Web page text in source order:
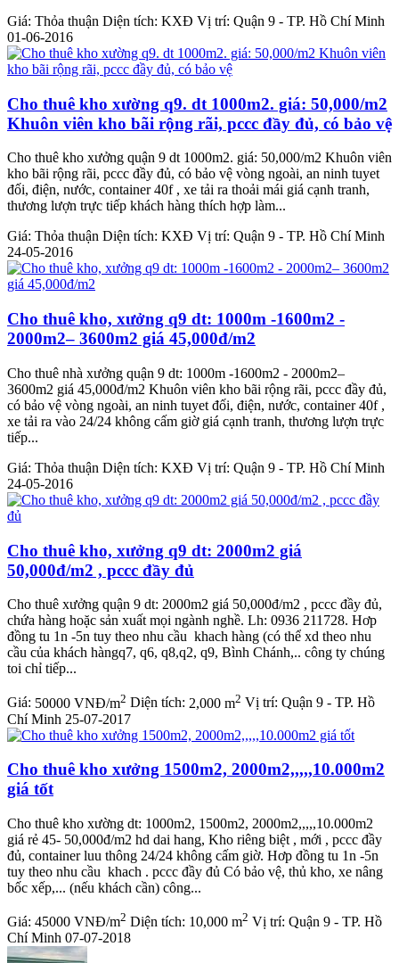
Giá: Thỏa thuận Diện tích: KXĐ Vị trí: Quận 9 - TP. Hồ Chí Minh
01-06-2016
Cho thuê kho xường q9. dt 1000m2. giá: 50,000/m2
Khuôn viên kho bãi rộng rãi, pccc đầy đủ, có bảo vệ
Cho thuê kho xưởng quận 9 dt 1000m2. giá: 50,000/m2 Khuôn viên
kho bãi rộng rãi, pccc đầy đủ, có bảo vệ vòng ngoài, an ninh tuyet
đối, điện, nước, container 40f , xe tải ra thoải mái giá cạnh tranh,
thương lượn trực tiếp khách hàng thích hợp làm...
Giá: Thỏa thuận Diện tích: KXĐ Vị trí: Quận 9 - TP. Hồ Chí Minh
24-05-2016
Cho thuê kho, xưởng q9 dt: 1000m -1600m2 -
2000m2– 3600m2 giá 45,000đ/m2
Cho thuê nhà xưởng quận 9 dt: 1000m -1600m2 - 2000m2–
3600m2 giá 45,000đ/m2 Khuôn viên kho bãi rộng rãi, pccc đầy đủ,
có bảo vệ vòng ngoài, an ninh tuyet đối, điện, nước, container 40f ,
xe tải ra vào 24/24 không cấm giờ giá cạnh tranh, thương lượn trực
tiếp...
Giá: Thỏa thuận Diện tích: KXĐ Vị trí: Quận 9 - TP. Hồ Chí Minh
24-05-2016
Cho thuê kho, xưởng q9 dt: 2000m2 giá
50,000đ/m2 , pccc đầy đủ
Cho thuê xưởng quận 9 dt: 2000m2 giá 50,000đ/m2 , pccc đầy đủ,
chứa hàng hoặc sản xuất mọi ngành nghề. Lh: 0936 211728. Hơp
đồng tu 1n -5n tuy theo nhu cầu khach hàng (có thể xd theo nhu
cầu của khách hàngq7, q6, q8,q2, q9, Bình Chánh,.. công ty chúng
toi chỉ tiếp...
Giá: 50000 VNĐ/m2 Diện tích: 2,000 m2 Vị trí: Quận 9 - TP. Hồ
Chí Minh 25-07-2017
Cho thuê kho xưởng 1500m2, 2000m2,,,,,10.000m2
giá tốt
Cho thuê kho xường dt: 1000m2, 1500m2, 2000m2,,,,,10.000m2
giá rẻ 45- 50,000đ/m2 hd dai hang, Kho riêng biệt , mới , pccc đầy
đủ, container luu thông 24/24 không cấm giờ. Hơp đồng tu 1n -5n
tuy theo nhu cầu khach . pccc đầy đủ Có bảo vệ, thủ kho, xe nâng
bốc xếp,... (nếu khách cần) công...
Giá: 45000 VNĐ/m2 Diện tích: 10,000 m2 Vị trí: Quận 9 - TP. Hồ
Chí Minh 07-07-2018